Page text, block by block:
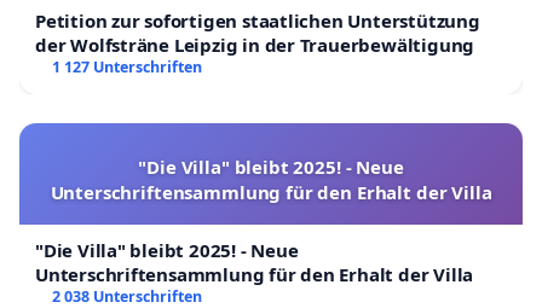
Petition zur sofortigen staatlichen Unterstützung
der Wolfsträne Leipzig in der Trauerbewältigung
1 127 Unterschriften
"Die Villa" bleibt 2025! - Neue
Unterschriftensammlung für den Erhalt der Villa
"Die Villa" bleibt 2025! - Neue
Unterschriftensammlung für den Erhalt der Villa
2 038 Unterschriften